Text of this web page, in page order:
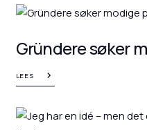
Gründere søker
LEES